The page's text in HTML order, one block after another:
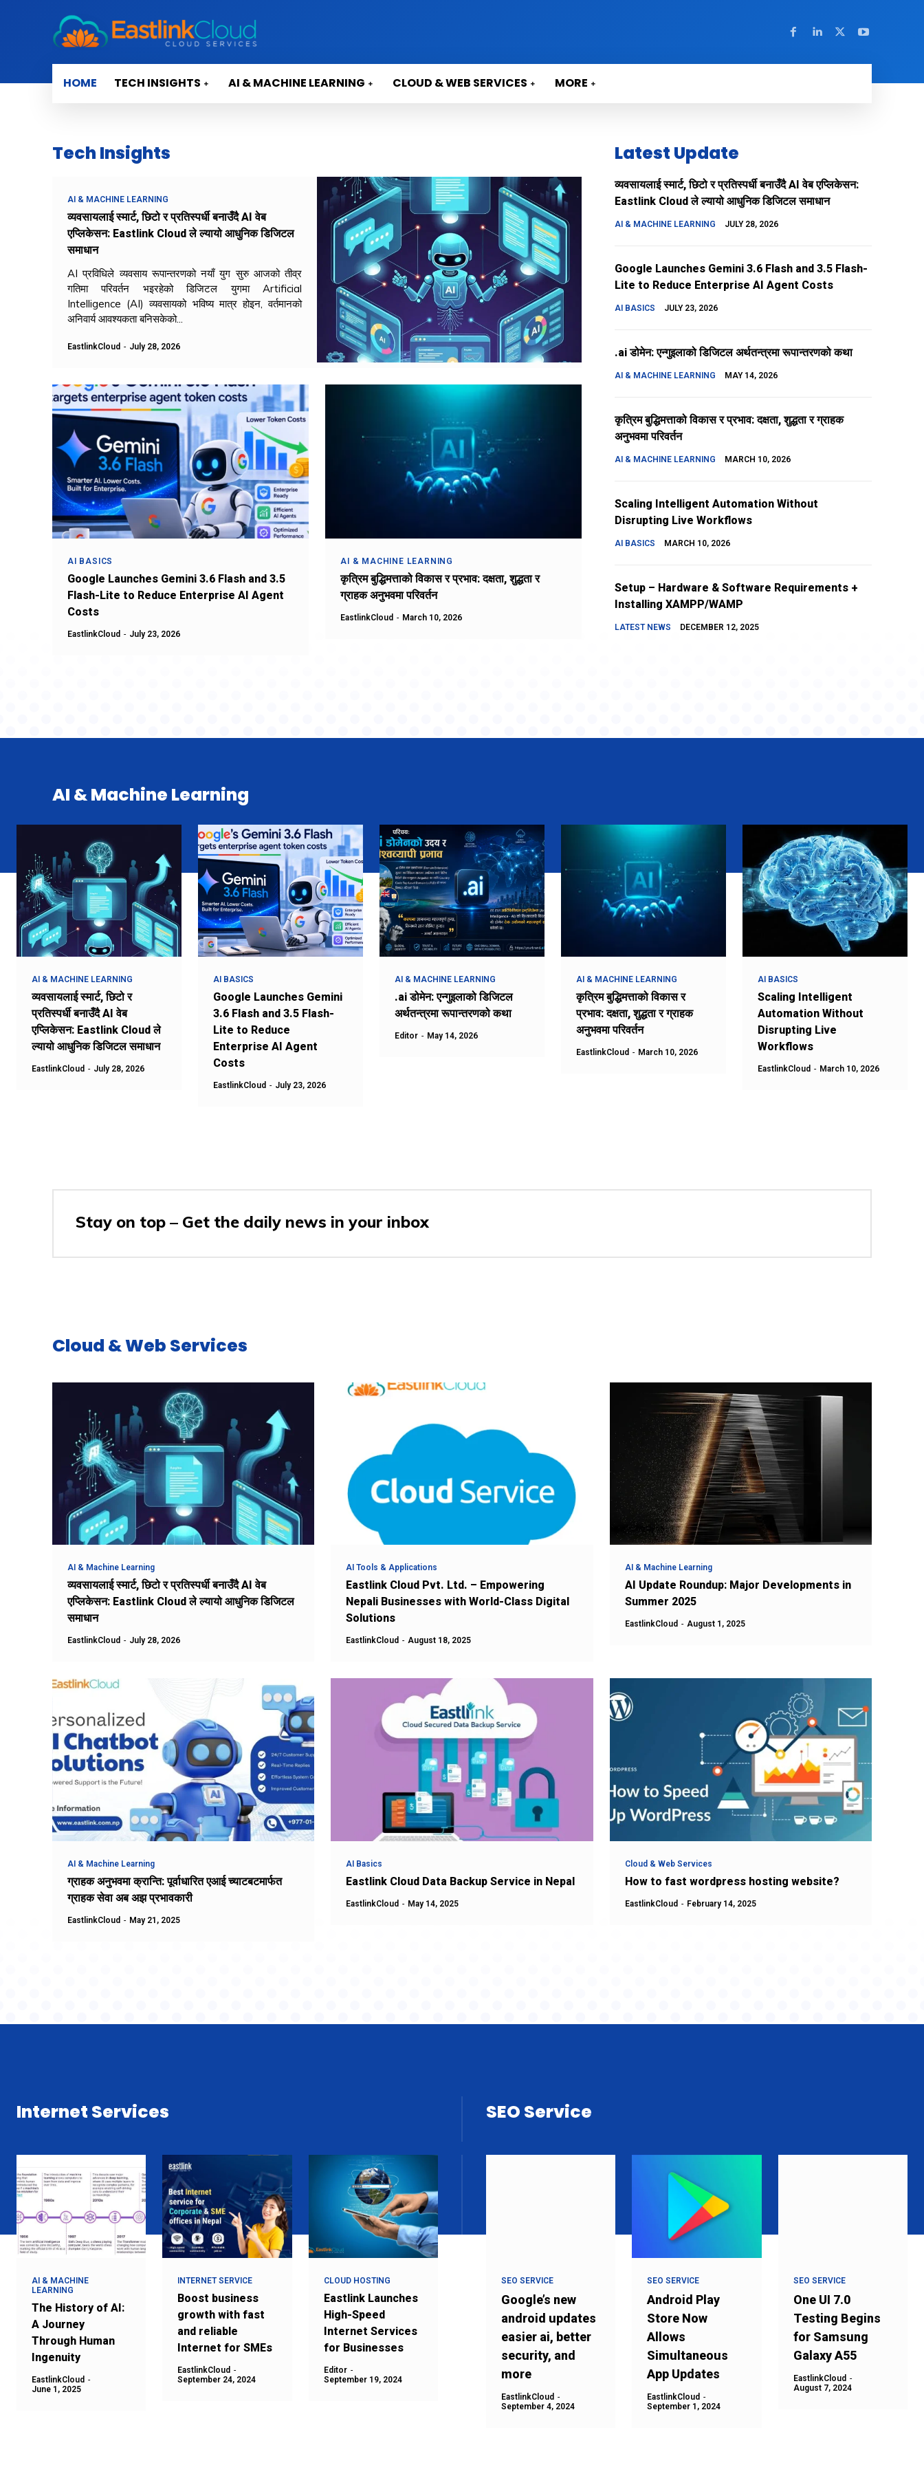
HOME TECH INSIGHTS AI & MACHINE LEARNING CLOUD & WEB SERVICES MORE
Tech Insights
AI & MACHINE LEARNING
व्यवसायलाई स्मार्ट, छिटो र प्रतिस्पर्धी बनाउँदै AI वेब
एप्लिकेसन: Eastlink Cloud ले ल्यायो आधुनिक डिजिटल
समाधान
AI प्रविधिले व्यवसाय रूपान्तरणको नयाँ युग सुरु आजको तीव्र
गतिमा परिवर्तन भइरहेको डिजिटल युगमा Artificial
Intelligence (AI) व्यवसायको भविष्य मात्र होइन, वर्तमानको
अनिवार्य आवश्यकता बनिसकेको...
EastlinkCloud - July 28, 2026
AI BASICS
Google Launches Gemini 3.6 Flash and 3.5
Flash-Lite to Reduce Enterprise AI Agent
Costs
EastlinkCloud - July 23, 2026
AI & MACHINE LEARNING
कृत्रिम बुद्धिमत्ताको विकास र प्रभाव: दक्षता, शुद्धता र
ग्राहक अनुभवमा परिवर्तन
EastlinkCloud - March 10, 2026
Latest Update
व्यवसायलाई स्मार्ट, छिटो र प्रतिस्पर्धी बनाउँदै AI वेब एप्लिकेसन:
Eastlink Cloud ले ल्यायो आधुनिक डिजिटल समाधान
AI & MACHINE LEARNING JULY 28, 2026
Google Launches Gemini 3.6 Flash and 3.5 Flash-
Lite to Reduce Enterprise AI Agent Costs
AI BASICS JULY 23, 2026
.ai डोमेन: एन्गुइलाको डिजिटल अर्थतन्त्रमा रूपान्तरणको कथा
AI & MACHINE LEARNING MAY 14, 2026
कृत्रिम बुद्धिमत्ताको विकास र प्रभाव: दक्षता, शुद्धता र ग्राहक
अनुभवमा परिवर्तन
AI & MACHINE LEARNING MARCH 10, 2026
Scaling Intelligent Automation Without
Disrupting Live Workflows
AI BASICS MARCH 10, 2026
Setup – Hardware & Software Requirements +
Installing XAMPP/WAMP
LATEST NEWS DECEMBER 12, 2025
AI & Machine Learning
AI & MACHINE LEARNING
व्यवसायलाई स्मार्ट, छिटो र
प्रतिस्पर्धी बनाउँदै AI वेब
एप्लिकेसन: Eastlink Cloud ले
ल्यायो आधुनिक डिजिटल समाधान
EastlinkCloud - July 28, 2026
AI BASICS
Google Launches Gemini
3.6 Flash and 3.5 Flash-
Lite to Reduce
Enterprise AI Agent
Costs
EastlinkCloud - July 23, 2026
AI & MACHINE LEARNING
.ai डोमेन: एन्गुइलाको डिजिटल
अर्थतन्त्रमा रूपान्तरणको कथा
Editor - May 14, 2026
AI & MACHINE LEARNING
कृत्रिम बुद्धिमत्ताको विकास र
प्रभाव: दक्षता, शुद्धता र ग्राहक
अनुभवमा परिवर्तन
EastlinkCloud - March 10, 2026
AI BASICS
Scaling Intelligent
Automation Without
Disrupting Live
Workflows
EastlinkCloud - March 10, 2026
Stay on top – Get the daily news in your inbox
Cloud & Web Services
AI & Machine Learning
व्यवसायलाई स्मार्ट, छिटो र प्रतिस्पर्धी बनाउँदै AI वेब
एप्लिकेसन: Eastlink Cloud ले ल्यायो आधुनिक डिजिटल
समाधान
EastlinkCloud - July 28, 2026
AI Tools & Applications
Eastlink Cloud Pvt. Ltd. – Empowering
Nepali Businesses with World-Class Digital
Solutions
EastlinkCloud - August 18, 2025
AI & Machine Learning
AI Update Roundup: Major Developments in
Summer 2025
EastlinkCloud - August 1, 2025
AI & Machine Learning
ग्राहक अनुभवमा क्रान्ति: पूर्वाधारित एआई च्याटबटमार्फत
ग्राहक सेवा अब अझ प्रभावकारी
EastlinkCloud - May 21, 2025
AI Basics
Eastlink Cloud Data Backup Service in Nepal
EastlinkCloud - May 14, 2025
Cloud & Web Services
How to fast wordpress hosting website?
EastlinkCloud - February 14, 2025
Internet Services
AI & MACHINE
LEARNING
The History of AI:
A Journey
Through Human
Ingenuity
EastlinkCloud -
June 1, 2025
INTERNET SERVICE
Boost business
growth with fast
and reliable
Internet for SMEs
EastlinkCloud -
September 24, 2024
CLOUD HOSTING
Eastlink Launches
High-Speed
Internet Services
for Businesses
Editor -
September 19, 2024
SEO Service
SEO SERVICE
Google’s new
android updates
easier ai, better
security, and
more
EastlinkCloud -
September 4, 2024
SEO SERVICE
Android Play
Store Now
Allows
Simultaneous
App Updates
EastlinkCloud -
September 1, 2024
SEO SERVICE
One UI 7.0
Testing Begins
for Samsung
Galaxy A55
EastlinkCloud -
August 7, 2024